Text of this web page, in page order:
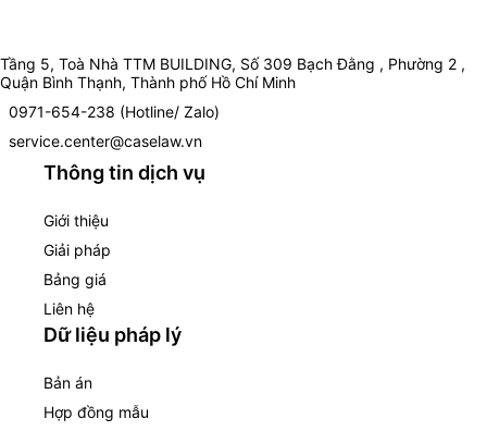
Tầng 5, Toà Nhà TTM BUILDING, Số 309 Bạch Đằng , Phường 2 ,
Quận Bình Thạnh, Thành phố Hồ Chí Minh
0971-654-238 (Hotline/ Zalo)
service.center@caselaw.vn
Thông tin dịch vụ
Giới thiệu
Giải pháp
Bảng giá
Liên hệ
Dữ liệu pháp lý
Bản án
Hợp đồng mẫu